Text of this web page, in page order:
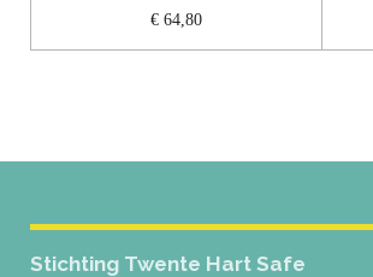
€ 64,80
Stichting Twente Hart Safe